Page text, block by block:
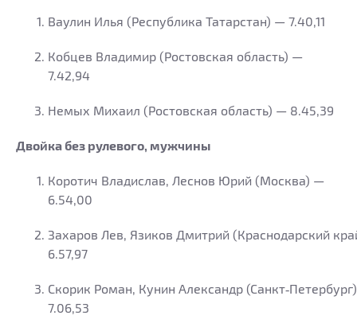
Ваулин Илья (Республика Татарстан) — 7.40,11
Кобцев Владимир (Ростовская область) —
7.42,94
Немых Михаил (Ростовская область) — 8.45,39
Двойка без рулевого, мужчины
Коротич Владислав, Леснов Юрий (Москва) —
6.54,00
Захаров Лев, Язиков Дмитрий (Краснодарский
6.57,97
Скорик Роман, Кунин Александр
7.06,53